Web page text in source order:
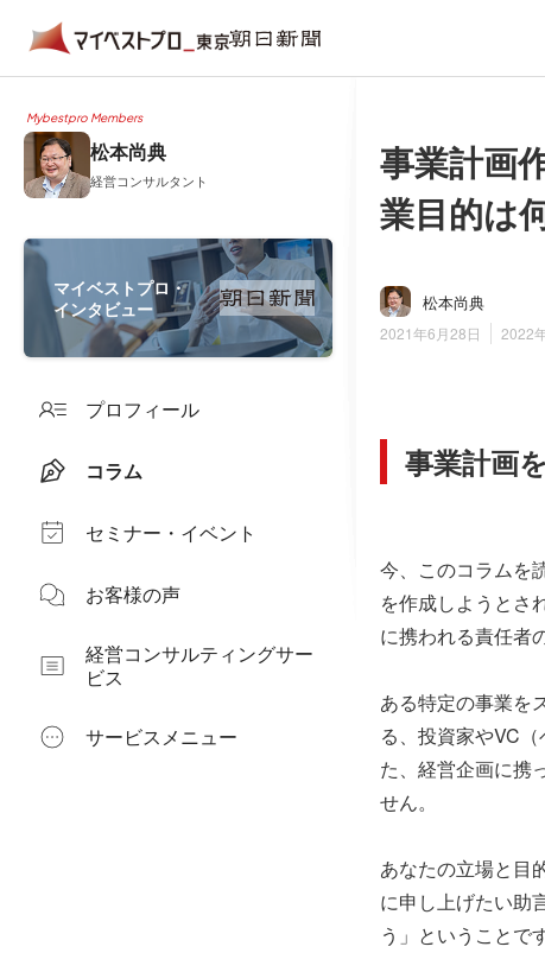
Mybestpro Members
松本尚典
経営コンサルタント
マイベストプロ・
インタビュー
プロフィール
コラム
セミナー・イベント
お客様の声
経営コンサルティングサー
ビス
サービスメニュー
事業計画
業目的は
松本尚典
2021年6月28日 2022
事業計画
今、このコラムを
を作成しようとさ
に携われる責任者
ある特定の事業を
る、投資家やVC
た、経営企画に携
せん。
あなたの立場と目
に申し上げたい助
う」ということで